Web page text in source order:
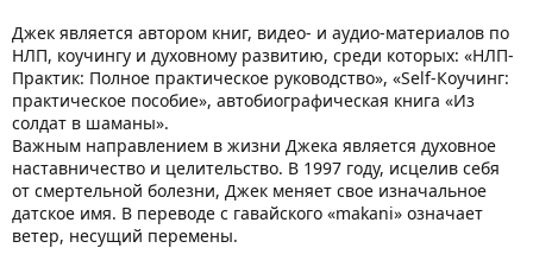
Джек является автором книг, видео- и аудио-материалов по
НЛП, коучингу и духовному развитию, среди которых: «НЛП-
Практик: Полное практическое руководство», «Self-Коучинг:
практическое пособие», автобиографическая книга «Из
солдат в шаманы».
Важным направлением в жизни Джека является духовное
наставничество и целительство. В 1997 году, исцелив себя
от смертельной болезни, Джек меняет свое изначальное
датское имя. В переводе с гавайского «makani» означает
ветер, несущий перемены.